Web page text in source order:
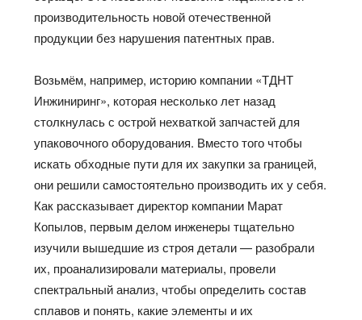
производительность новой отечественной
продукции без нарушения патентных прав.
Возьмём, например, историю компании «ТДНТ
Инжиниринг», которая несколько лет назад
столкнулась с острой нехваткой запчастей для
упаковочного оборудования. Вместо того чтобы
искать обходные пути для их закупки за границей,
они решили самостоятельно производить их у себя.
Как рассказывает директор компании Марат
Копылов, первым делом инженеры тщательно
изучили вышедшие из строя детали — разобрали
их, проанализировали материалы, провели
спектральный анализ, чтобы определить состав
сплавов и понять, какие элементы и их